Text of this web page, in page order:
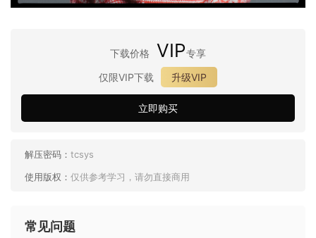
下载价格 VIP专享
仅限VIP下载
升级VIP
立即购买
解压密码： tcsys
使用版权： 仅供参考学习，请勿直接商用
常见问题